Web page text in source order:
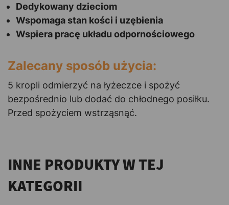
Dedykowany dzieciom
Wspomaga stan kości i uzębienia
Wspiera pracę układu odpornościowego
Zalecany sposób użycia:
5 kropli odmierzyć na łyżeczce i spożyć
bezpośrednio lub dodać do chłodnego posiłku.
Przed spożyciem wstrząsnąć.
INNE PRODUKTY W TEJ
KATEGORII